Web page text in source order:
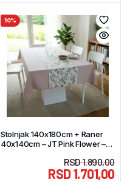
10%
Stolnjak 140x180cm + Raner
40x140cm – JT Pink Flower –
RSD1.890,00
RSD1.701,00